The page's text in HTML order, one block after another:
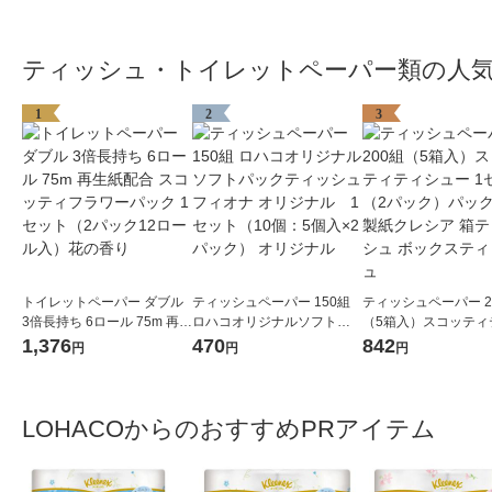
ティッシュ・トイレットペーパー類の人
1
トイレットペーパー ダブル
3倍長持ち 6ロール 75m 再生
紙配合 スコッティフラワー
1,376円
2
ティッシュペーパー 150組
ロハコオリジナルソフトパ
ックティッシュ フィオナ オ
470円
3
ティッシュペーパー
（5箱入）スコッテ
ュー 1セット（2パッ
842円
LOHACOからのおすすめPRアイテム